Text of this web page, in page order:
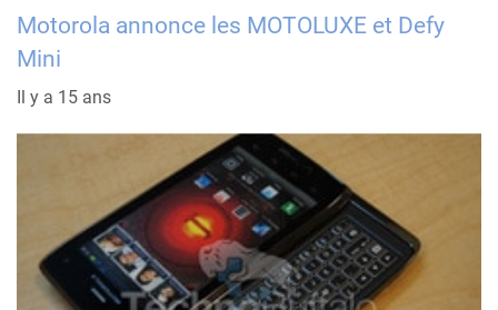
Motorola annonce les MOTOLUXE et Defy
Mini
Il y a 15 ans